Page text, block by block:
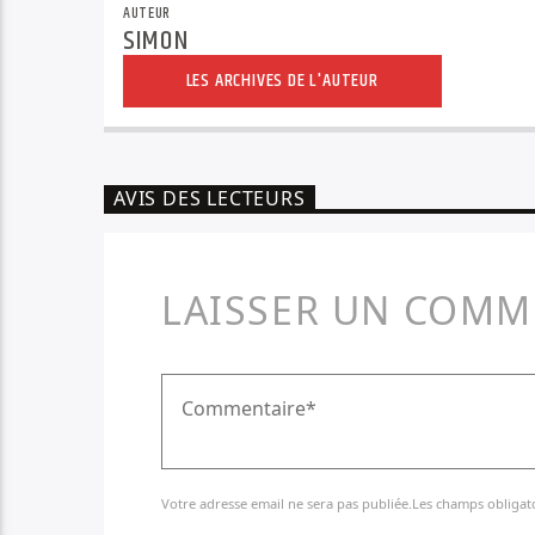
AUTEUR
SIMON
LES ARCHIVES DE L'AUTEUR
AVIS DES LECTEURS
LAISSER UN
Votre adresse email ne sera pas publiée.Les champs